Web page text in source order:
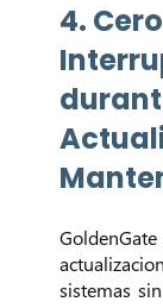
4. Cero
sistemas